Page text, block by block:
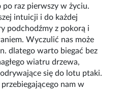
raz pierwszy w życiu.
intuicji i do każdej
podchodźmy z pokorą i
Wyczulić nas może
dlatego warto biegać bez
wiatru drzewa,
się do lotu ptaki.
nam w